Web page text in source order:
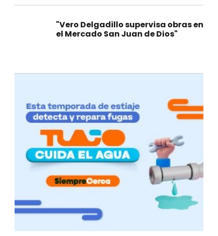
"Vero Delgadillo supervisa obras en
el Mercado San Juan de Dios"